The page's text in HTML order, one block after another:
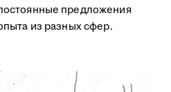
предложения
из разных сфер.